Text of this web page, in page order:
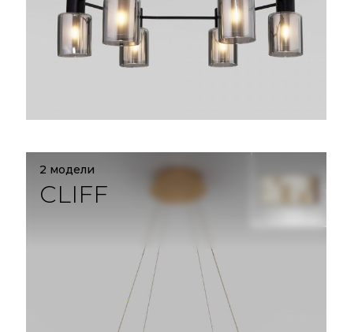
2 модели
CLIFF